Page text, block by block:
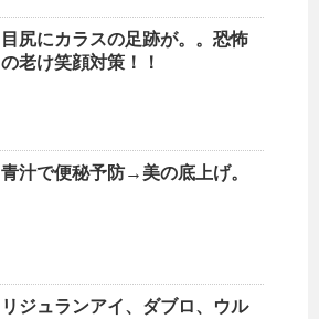
目尻にカラスの足跡が。。恐怖
の老け笑顔対策！！
青汁で便秘予防→美の底上げ。
リジュランアイ、ダブロ、ウル